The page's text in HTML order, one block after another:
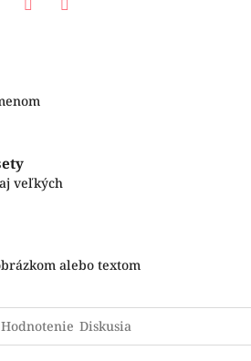
veľkých
alebo textom
Hodnotenie Diskusia